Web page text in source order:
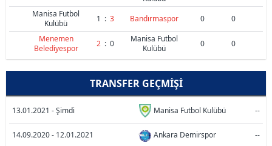
Manisa Futbol
Kulübü
1 : 3 Bandırmaspor 0
0
Menemen
Belediyespor
2 : 0
Manisa Futbol
Kulübü
0 0
TRANSFER GEÇMIŞI
13.01.2021 - Şimdi Manisa Futbol Kulübü --
14.09.2020 - 12.01.2021 Ankara Demirspor --